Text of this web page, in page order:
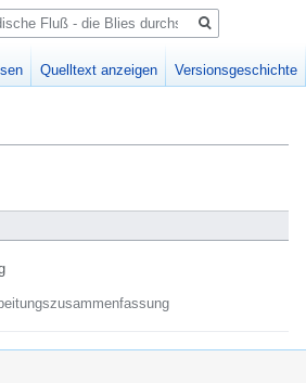
Quelltext anzeigen Versionsgeschichte